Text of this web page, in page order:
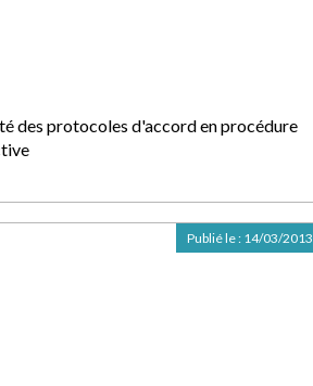
des protocoles d'accord en procédure
Publié le : 14/03/2013